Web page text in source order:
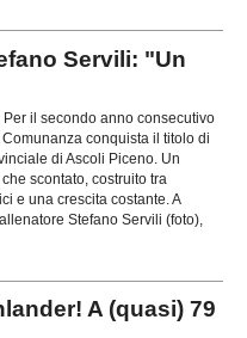
Servili: "Un
Per il secondo anno consecutivo
conquista il titolo di
di Ascoli Piceno. Un
che scontato, costruito tra
e una crescita costante. A
Stefano Servili (foto),
A (quasi) 79